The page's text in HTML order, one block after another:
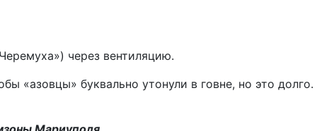
через вентиляцию.
«азовцы» буквально утонули в говне, но это долго.